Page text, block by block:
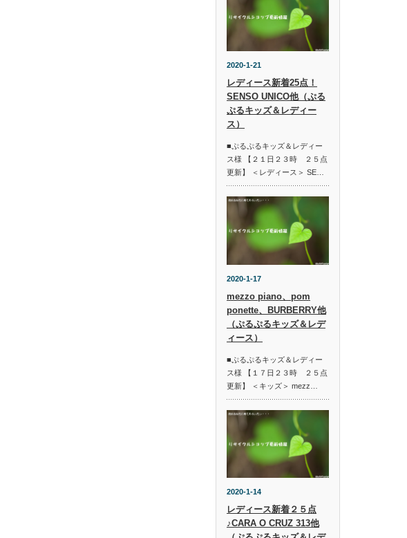
2020-1-21
レディース新着25点！
SENSO UNICO他（ぷる
ぷるキッズ＆レディー
ス）
■ぷるぷるキッズ＆レディー
ス様 【２１日２３時 ２５点
更新】 ＜レディース＞ SE…
2020-1-17
mezzo piano、pom
ponette、BURBERRY他
（ぷるぷるキッズ＆レデ
ィース）
■ぷるぷるキッズ＆レディー
ス様 【１７日２３時 ２５点
更新】 ＜キッズ＞ mezz…
2020-1-14
レディース新着２５点
♪CARA O CRUZ 313他